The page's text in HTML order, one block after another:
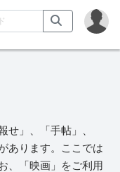
せ」、「手帖」、
あります。ここでは
、「映画」をご利用